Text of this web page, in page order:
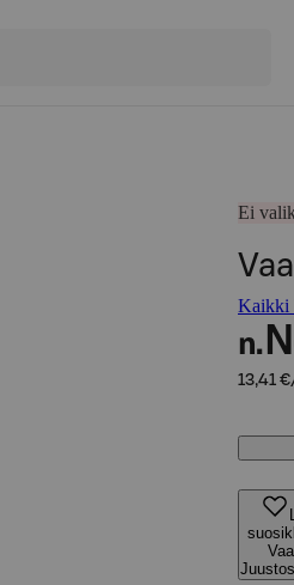
Ei
Kaikki
n.
13,41